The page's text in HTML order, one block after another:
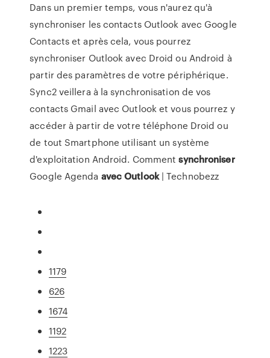
Dans un premier temps, vous n'aurez qu'à
synchroniser les contacts Outlook avec Google
Contacts et après cela, vous pourrez
synchroniser Outlook avec Droid ou Android à
partir des paramètres de votre périphérique.
Sync2 veillera à la synchronisation de vos
contacts Gmail avec Outlook et vous pourrez y
accéder à partir de votre téléphone Droid ou
de tout Smartphone utilisant un système
d'exploitation Android. Commentsynchroniser
Google Agenda avecOutlook| Technobezz
1179
626
1674
1192
1223